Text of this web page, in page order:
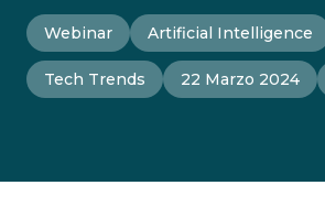
Webinar Artificial Intelligence
Tech Trends 22 Marzo 2024